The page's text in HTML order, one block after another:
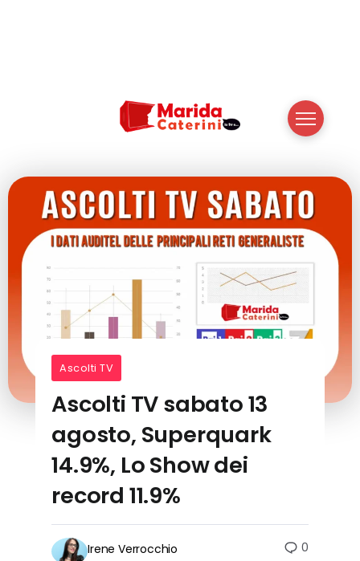
Ascolti TV
Ascolti TV sabato 13
agosto, Superquark
14.9%, Lo Show dei
record 11.9%
Irene Verrocchio 0